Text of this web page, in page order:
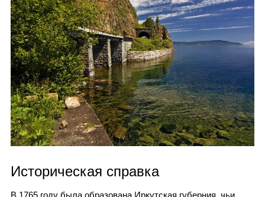
Историческая справка
В 1765 году была образована Иркутская губерния, чьи